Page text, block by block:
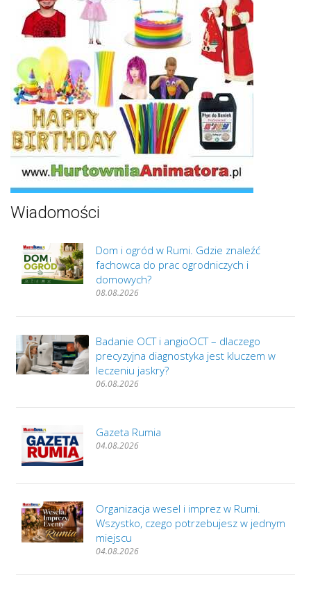
Wiadomości
Dom i ogród w Rumi. Gdzie znaleźć
fachowca do prac ogrodniczych i
domowych?
08.08.2026
Badanie OCT i angioOCT – dlaczego
precyzyjna diagnostyka jest kluczem w
leczeniu jaskry?
06.08.2026
Gazeta Rumia
04.08.2026
Organizacja wesel i imprez w Rumi.
Wszystko, czego potrzebujesz w jednym
miejscu
04.08.2026